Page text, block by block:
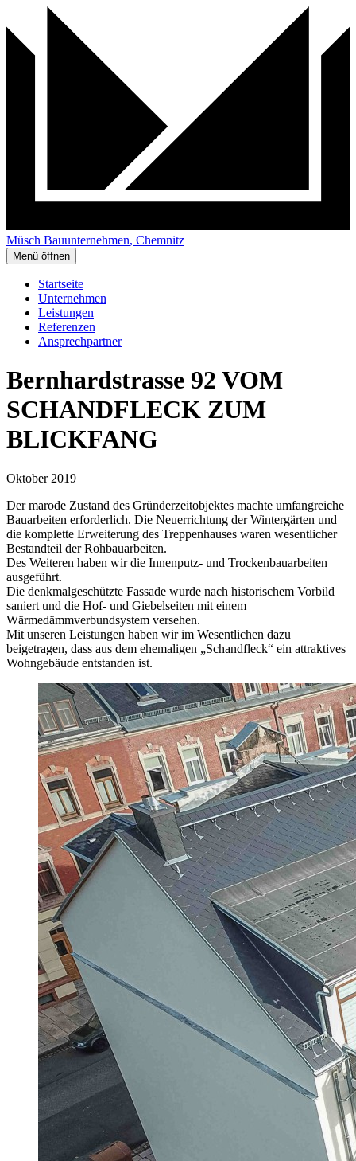
Müsch Bauunternehmen, Chemnitz
Menü öffnen
Startseite
Unternehmen
Leistungen
Referenzen
Ansprechpartner
Bernhardstrasse 92 VOM
SCHANDFLECK ZUM
BLICKFANG
Oktober 2019
Der marode Zustand des Gründerzeitobjektes machte umfangreiche
Bauarbeiten erforderlich. Die Neuerrichtung der Wintergärten und
die komplette Erweiterung des Treppenhauses waren wesentlicher
Bestandteil der Rohbauarbeiten.
Des Weiteren haben wir die Innenputz- und Trockenbauarbeiten
ausgeführt.
Die denkmalgeschützte Fassade wurde nach historischem Vorbild
saniert und die Hof- und Giebelseiten mit einem
Wärmedämmverbundsystem versehen.
Mit unseren Leistungen haben wir im Wesentlichen dazu
beigetragen, dass aus dem ehemaligen „Schandfleck“ ein attraktives
Wohngebäude entstanden ist.